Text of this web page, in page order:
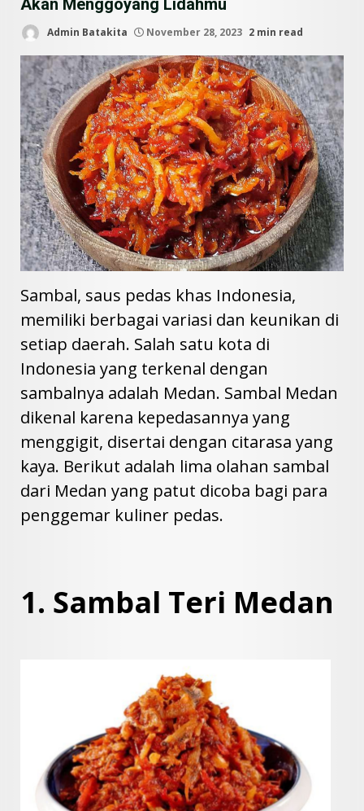
Akan Menggoyang Lidahmu
Admin Batakita November 28, 2023 2 min read
Sambal, saus pedas khas Indonesia,
memiliki berbagai variasi dan keunikan di
setiap daerah. Salah satu kota di
Indonesia yang terkenal dengan
sambalnya adalah Medan. Sambal Medan
dikenal karena kepedasannya yang
menggigit, disertai dengan citarasa yang
kaya. Berikut adalah lima olahan sambal
dari Medan yang patut dicoba bagi para
penggemar kuliner pedas.
1. Sambal Teri Medan